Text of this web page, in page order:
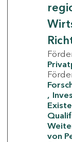
von